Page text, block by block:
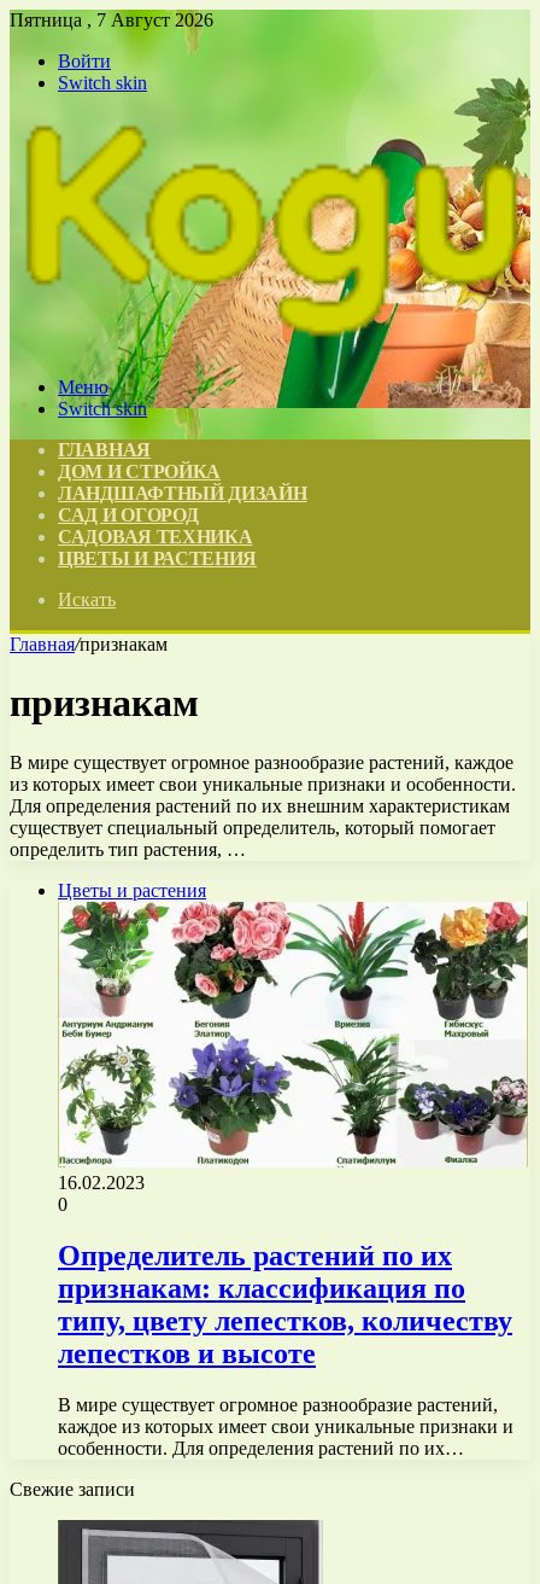
Пятница , 7 Август 2026
Войти
Switch skin
Меню
Switch skin
ГЛАВНАЯ
ДОМ И СТРОЙКА
ЛАНДШАФТНЫЙ ДИЗАЙН
САД И ОГОРОД
САДОВАЯ ТЕХНИКА
ЦВЕТЫ И РАСТЕНИЯ
Искать
Главная/признакам
признакам
В мире существует огромное разнообразие растений, каждое
из которых имеет свои уникальные признаки и особенности.
Для определения растений по их внешним характеристикам
существует специальный определитель, который помогает
определить тип растения, …
Цветы и растения
16.02.2023
0
Определитель растений по их
признакам: классификация по
типу, цвету лепестков, количеству
лепестков и высоте
В мире существует огромное разнообразие растений,
каждое из которых имеет свои уникальные признаки и
особенности. Для определения растений по их…
Свежие записи